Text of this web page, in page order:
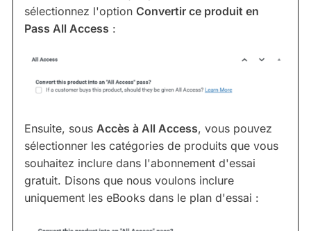
sélectionnez l'option Convertir ce produit en
Pass All Access :
Ensuite, sous Accès à All Access, vous pouvez
sélectionner les catégories de produits que vous
souhaitez inclure dans l'abonnement d'essai
gratuit. Disons que nous voulons inclure
uniquement les eBooks dans le plan d'essai :